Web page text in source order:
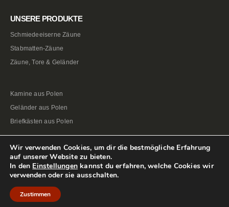
UNSERE PRODUKTE
Schmiedeeiserne Zäune
Stabmatten-Zäune
Zäune, Tore & Geländer
Kamine aus Polen
Geländer aus Polen
Briefkästen aus Polen
© 2012-2024 ZäuneAusPolen.de
Wir verwenden Cookies, um dir die bestmögliche Erfahrung
auf unserer Website zu bieten.
In den Einstellungen kannst du erfahren, welche Cookies wir
verwenden oder sie ausschalten.
Zustimmen